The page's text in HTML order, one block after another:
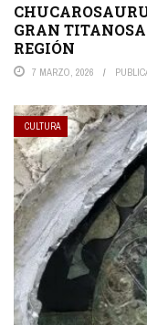
GRAN
REGIÓN
7 MARZO, 2026
CULTURA